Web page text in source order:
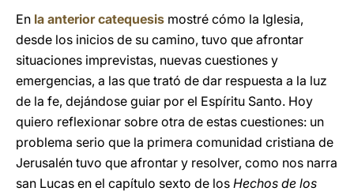
En la anterior catequesis mostré cómo la Iglesia,
desde los inicios de su camino, tuvo que afrontar
situaciones imprevistas, nuevas cuestiones y
emergencias, a las que trató de dar respuesta a la luz
de la fe, dejándose guiar por el Espíritu Santo. Hoy
quiero reflexionar sobre otra de estas cuestiones: un
problema serio que la primera comunidad cristiana de
Jerusalén tuvo que afrontar y resolver, como nos narra
san Lucas en el capítulo sexto de los Hechos de los